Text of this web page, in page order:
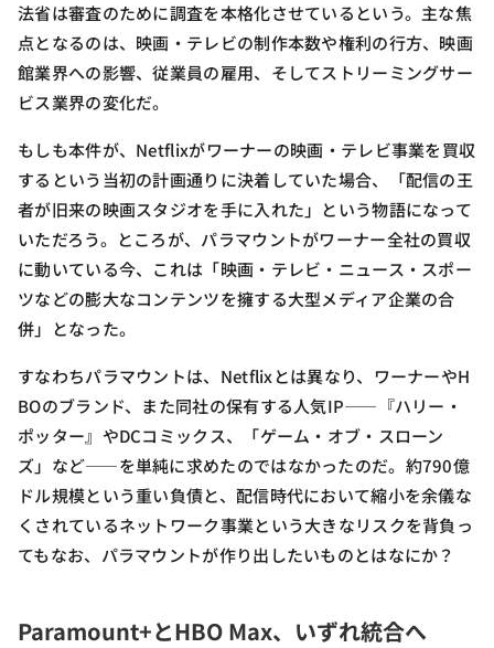
法省は審査のために調査を本格化させているという。主な焦
点となるのは、映画・テレビの制作本数や権利の行方、映画
館業界への影響、従業員の雇用、そしてストリーミングサー
ビス業界の変化だ。
もしも本件が、Netflixがワーナーの映画・テレビ事業を買収
するという当初の計画通りに決着していた場合、「配信の王
者が旧来の映画スタジオを手に入れた」という物語になって
いただろう。ところが、パラマウントがワーナー全社の買収
に動いている今、これは「映画・テレビ・ニュース・スポー
ツなどの膨大なコンテンツを擁する大型メディア企業の合
併」となった。
すなわちパラマウントは、Netflixとは異なり、ワーナーやH
BOのブランド、また同社の保有する人気IP――『ハリー・
ポッター』やDCコミックス、「ゲーム・オブ・スローン
ズ」など――を単純に求めたのではなかったのだ。約790億
ドル規模という重い負債と、配信時代において縮小を余儀な
くされているネットワーク事業という大きなリスクを背負っ
てもなお、パラマウントが作り出したいものとはなにか？
Paramount+とHBO Max、いずれ統合へ